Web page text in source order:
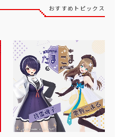
おすすめトピックス